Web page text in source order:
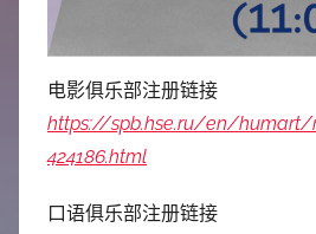
电影俱乐部注册链接
https://spb.hse.ru/en/humart/
424186.html
口语俱乐部注册链接